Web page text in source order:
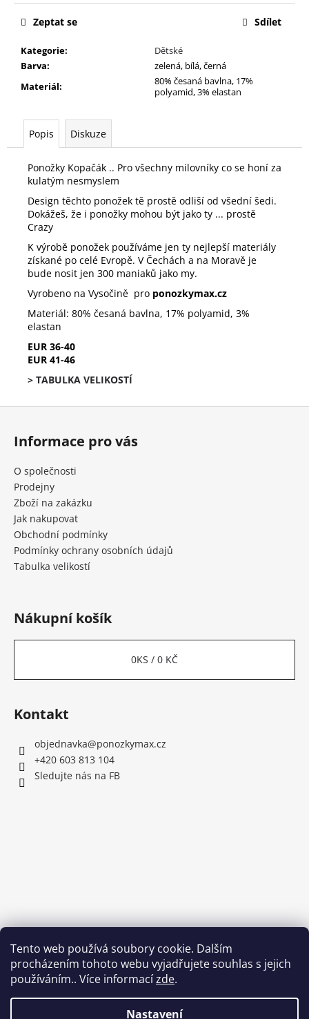
Tento web používá soubory cookie. Dalším
procházením tohoto webu vyjadřujete souhlas s jejich
používáním.. Více informacízde.
Nastavení
Kategorie:
Dětské
Barva:
zelená, bílá, černá
Materiál:
80% česaná bavlna, 17%
polyamid, 3% elastan
Zeptat se Sdílet
Popis Diskuze
Ponožky Kopačák .. Pro všechny milovníky co se honí za
kulatým nesmyslem
Design těchto ponožek tě prostě odliší od všední šedi.
Dokážeš, že i ponožky mohou být jako ty ... prostě
Crazy
K výrobě ponožek používáme jen ty nejlepší materiály
získané po celé Evropě. V Čechách a na Moravě je
bude nosit jen 300 maniaků jako my.
Vyrobeno na Vysočině pro ponozkymax.cz
Materiál: 80% česaná bavlna, 17% polyamid, 3%
elastan
EUR 36-40
EUR 41-46
> TABULKA VELIKOSTÍ
Z
Informace pro vás
O společnosti
Prodejny
Zboží na zakázku
Jak nakupovat
Obchodní podmínky
Podmínky ochrany osobních údajů
Tabulka velikostí
Nákupní košík
0KS / 0 KČ
Kontakt
objednavka@ponozkymax.cz
+420 603 813 104
Sledujte nás na FB